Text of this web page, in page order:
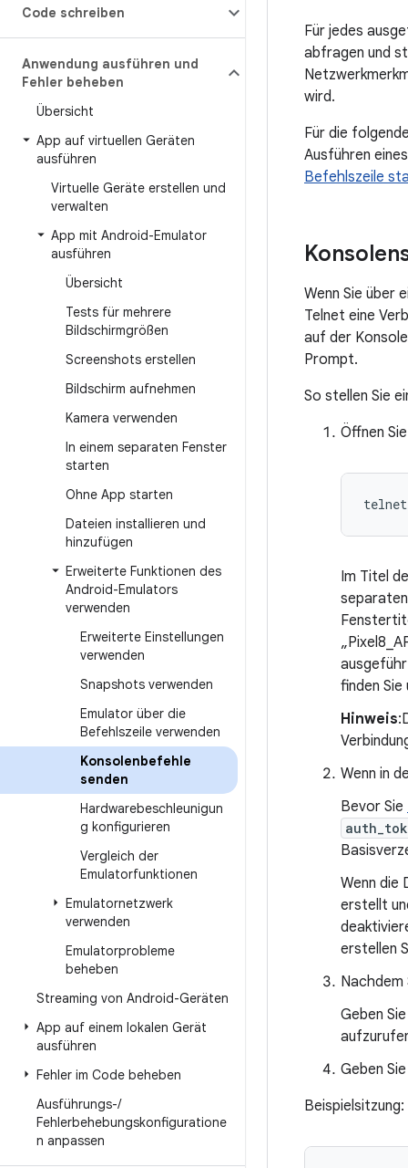
Code schreiben
Anwendung ausführen und
Fehler beheben
Übersicht
App auf virtuellen Geräten
ausführen
Virtuelle Geräte erstellen und
verwalten
App mit Android-Emulator
ausführen
Übersicht
Tests für mehrere
Bildschirmgrößen
Screenshots erstellen
Bildschirm aufnehmen
Kamera verwenden
In einem separaten Fenster
starten
Ohne App starten
Dateien installieren und
hinzufügen
Erweiterte Funktionen des
Android-Emulators
verwenden
Erweiterte Einstellungen
verwenden
Snapshots verwenden
Emulator über die
Befehlszeile verwenden
Konsolenbefehle
senden
Hardwarebeschleunigun
g konfigurieren
Vergleich der
Emulatorfunktionen
Emulatornetzwerk
verwenden
Emulatorprobleme
beheben
Streaming von Android-Geräten
App auf einem lokalen Gerät
ausführen
Fehler im Code beheben
Ausführungs-/
Fehlerbehebungskonfiguratione
n anpassen
Für jedes
abfragen und
wird.
Für die
Ausführen
Befehlszeile
Wenn Sie über
Telnet eine
auf der
Prompt.
So stellen Sie
Öffnen
Im Titel
finden
Hinweis
Wenn in
Bevor Sie
Wenn die
erstellt
erstellen
Nachdem
Geben
Geben
Beispielsitzung: